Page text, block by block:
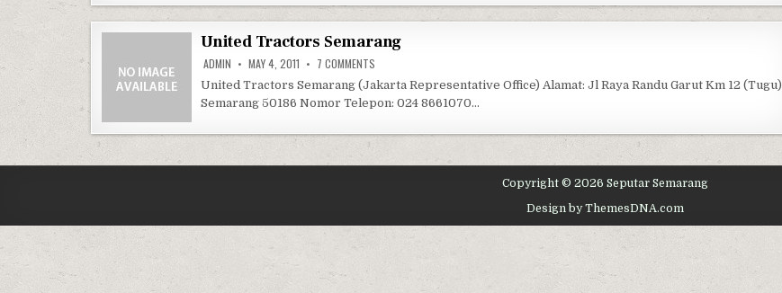
United Tractors Semarang
ADMIN MAY 4, 2011 7 COMMENTS
United Tractors Semarang (Jakarta Representative Office) Alamat: Jl Raya Randu Garut Km 12 (Tugu)
Semarang 50186 Nomor Telepon: 024 8661070…
Copyright © 2026 Seputar Semarang
Design by ThemesDNA.com